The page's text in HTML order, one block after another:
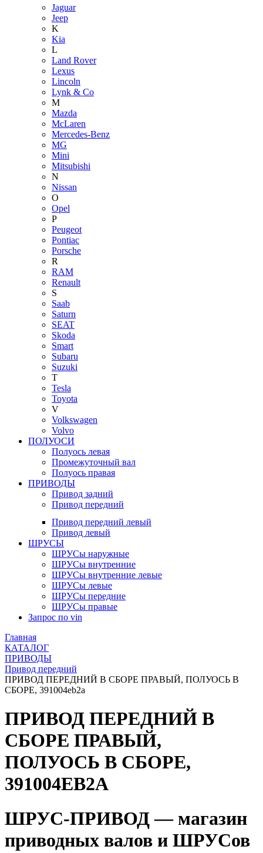
Jaguar
Jeep
K
Kia
L
Land Rover
Lexus
Lincoln
Lynk & Co
M
Mazda
McLaren
Mercedes-Benz
MG
Mini
Mitsubishi
N
Nissan
O
Opel
P
Peugeot
Pontiac
Porsche
R
RAM
Renault
S
Saab
Saturn
SEAT
Skoda
Smart
Subaru
Suzuki
T
Tesla
Toyota
V
Volkswagen
Volvo
ПОЛУОСИ
Полуось левая
Промежуточный вал
Полуось правая
ПРИВОДЫ
Привод задний
Привод передний
Привод передний левый
Привод левый
ШРУСЫ
ШРУСы наружные
ШРУСы внутренние
ШРУСы внутренние левые
ШРУСы левые
ШРУСы передние
ШРУСы правые
Запрос по vin
Главная
КАТАЛОГ
ПРИВОДЫ
Привод передний
ПРИВОД ПЕРЕДНИЙ В СБОРЕ ПРАВЫЙ, ПОЛУОСЬ В
СБОРЕ, 391004eb2a
ПРИВОД ПЕРЕДНИЙ В
СБОРЕ ПРАВЫЙ,
ПОЛУОСЬ В СБОРЕ,
391004EB2A
ШРУС-ПРИВОД — магазин
приводных валов и ШРУСов